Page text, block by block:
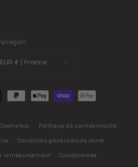
région
EUR € | France
Politique de confidentialité
Conditions générales de vente
remboursement Coordonnées